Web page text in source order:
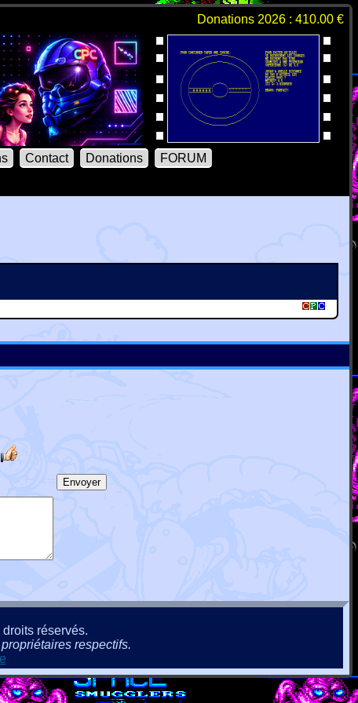
Donations 2026 : 410.00 €
Contact Donations
FORUM
réservés.
respectifs.